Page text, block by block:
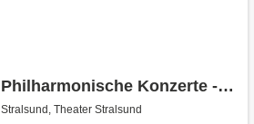
Philharmonische Konzerte -
Theater Vorpommern
Stralsund, Theater Stralsund